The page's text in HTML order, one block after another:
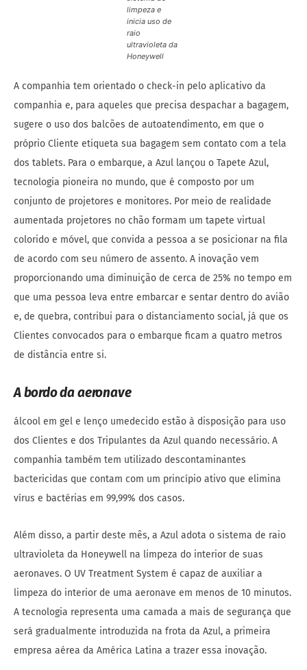
limpeza e
inicia uso de
raio
ultravioleta da
Honeywell
A companhia tem orientado o check-in pelo aplicativo da
companhia e, para aqueles que precisa despachar a bagagem,
sugere o uso dos balcões de autoatendimento, em que o
próprio Cliente etiqueta sua bagagem sem contato com a tela
dos tablets. Para o embarque, a Azul lançou o Tapete Azul,
tecnologia pioneira no mundo, que é composto por um
conjunto de projetores e monitores. Por meio de realidade
aumentada projetores no chão formam um tapete virtual
colorido e móvel, que convida a pessoa a se posicionar na fila
de acordo com seu número de assento. A inovação vem
proporcionando uma diminuição de cerca de 25% no tempo em
que uma pessoa leva entre embarcar e sentar dentro do avião
e, de quebra, contribui para o distanciamento social, já que os
Clientes convocados para o embarque ficam a quatro metros
de distância entre si.
A bordo da aeronave
álcool em gel e lenço umedecido estão à disposição para uso
dos Clientes e dos Tripulantes da Azul quando necessário. A
companhia também tem utilizado descontaminantes
bactericidas que contam com um princípio ativo que elimina
vírus e bactérias em 99,99% dos casos.
Além disso, a partir deste mês, a Azul adota o sistema de raio
ultravioleta da Honeywell na limpeza do interior de suas
aeronaves. O UV Treatment System é capaz de auxiliar a
limpeza do interior de uma aeronave em menos de 10 minutos.
A tecnologia representa uma camada a mais de segurança que
será gradualmente introduzida na frota da Azul, a primeira
empresa aérea da América Latina a trazer essa inovação.